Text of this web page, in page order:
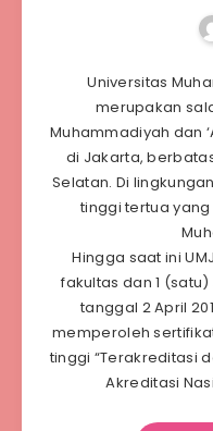
Universitas
merupakan
Muhammadiyah dan
di Jakarta,
Selatan. Di
tinggi tertua
Hingga saat ini
fakultas dan 1
tanggal 2 April
memperoleh
tinggi “Terakreditasi
Akreditasi